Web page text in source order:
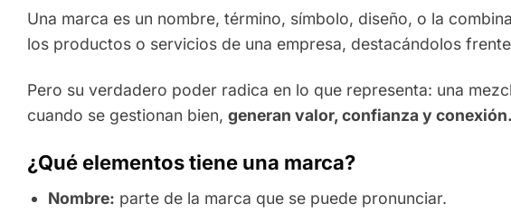
Una marca es un nombre, término, símbolo, diseño, o la
los productos o servicios de una empresa, destacándolos
Pero su verdadero poder radica en lo que representa: una
cuando se gestionan bien, generan valor, confianza y conexión.
¿Qué elementos tiene una marca?
Nombre: parte de la marca que se puede pronunciar.